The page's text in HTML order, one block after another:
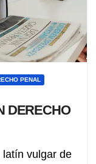
PENAL
DERECHO
latín vulgar de